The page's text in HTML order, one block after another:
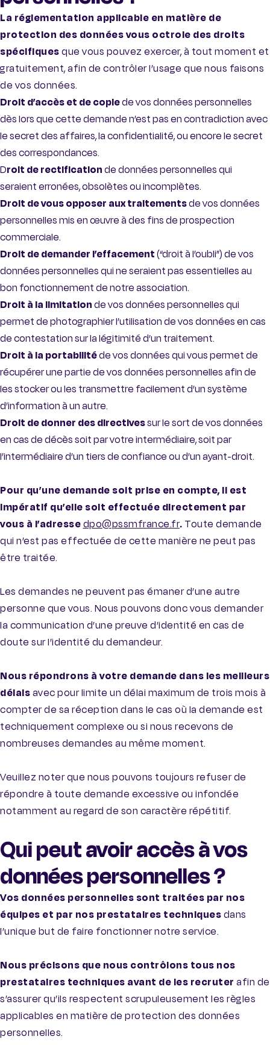
La réglementation applicable en matière de
protection des données vous octroie des droits
spécifiquesque vous pouvez exercer, à tout moment et
gratuitement, afin de contrôler l’usage que nous faisons
de vos données.
Droit d’accès et de copiede vos données personnelles
dès lors que cette demande n’est pas en contradiction avec
le secret des affaires, la confidentialité, ou encore le secret
des correspondances.
Droit de rectificationde données personnelles qui
seraient erronées, obsolètes ou incomplètes.
Droit de vous opposer aux traitementsde vos données
personnelles mis en œuvre à des fins de prospection
commerciale.
Droit de demander l’effacement(“droit à l’oubli”) de vos
données personnelles qui ne seraient pas essentielles au
bon fonctionnement de notre association.
Droit à la limitationde vos données personnelles qui
permet de photographier l’utilisation de vos données en cas
de contestation sur la légitimité d’un traitement.
Droit à la portabilitéde vos données qui vous permet de
récupérer une partie de vos données personnelles afin de
les stocker ou les transmettre facilement d’un système
d’information à un autre.
Droit de donner des directivessur le sort de vos données
en cas de décès soit par votre intermédiaire, soit par
l’intermédiaire d’un tiers de confiance ou d’un ayant-droit.
Pour qu’une demande soit prise en compte, il est
impératif qu’elle soit effectuée directement par
vous à l’adressedpo@pssmfrance.fr. Toute demande
qui n’est pas effectuée de cette manière ne peut pas
être traitée.
Les demandes ne peuvent pas émaner d’une autre
personne que vous. Nous pouvons donc vous demander
la communication d’une preuve d’identité en cas de
doute sur l’identité du demandeur.
Nous répondrons à votre demande dans les meilleurs
délaisavec pour limite un délai maximum de trois mois à
compter de sa réception dans le cas où la demande est
techniquement complexe ou si nous recevons de
nombreuses demandes au même moment.
Veuillez noter que nous pouvons toujours refuser de
répondre à toute demande excessive ou infondée
notamment au regard de son caractère répétitif.
Qui peut avoir accès à vos
données personnelles ?
Vos données personnelles sont traitées par nos
équipes et par nos prestataires techniquesdans
l’unique but de faire fonctionner notre service.
Nous précisons que nous contrôlons tous nos
prestataires techniques avant de les recruter afin de
s’assurer qu’ils respectent scrupuleusement les règles
applicables en matière de protection des données
personnelles.